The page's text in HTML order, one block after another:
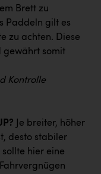
Brett zu
Paddeln gilt es
zu achten. Diese
gewährt somit
Kontrolle
Je breiter, höher
desto stabiler
sollte hier eine